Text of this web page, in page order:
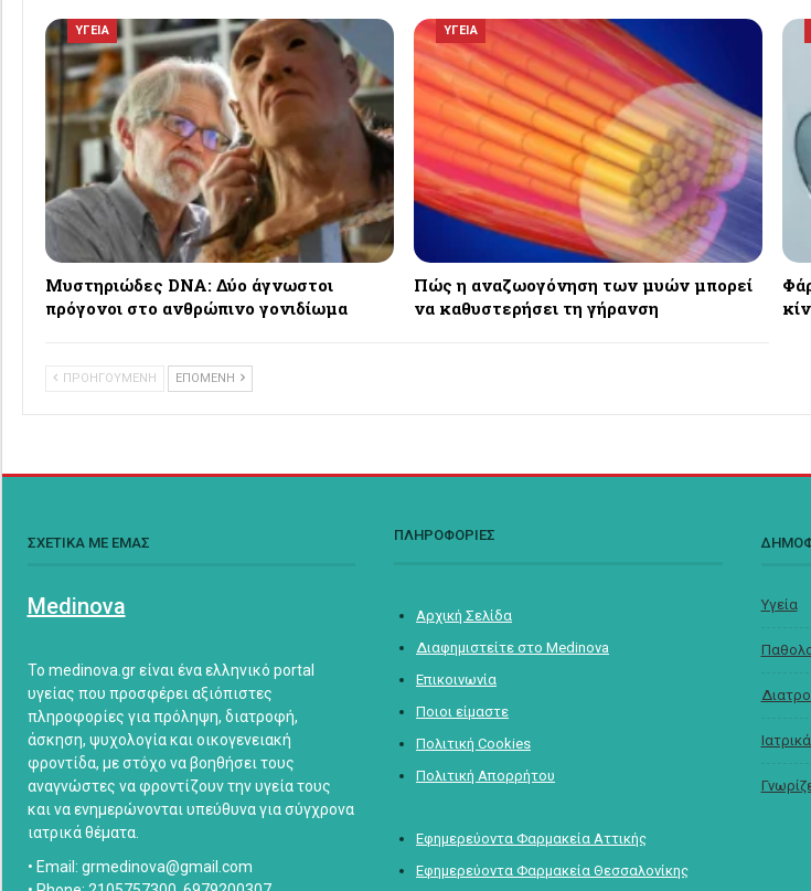
ΥΓΕΙΑ
Μυστηριώδες DNA: Δύο άγνωστοι
πρόγονοι στο ανθρώπινο γονιδίωμα
ΥΓΕΙΑ
Πώς η αναζωογόνηση των μυών μπορεί
να καθυστερήσει τη γήρανση
ΠΡΟΗΓΟΥΜΕΝΗ ΕΠΟΜΕΝΗ
ΣΧΕΤΙΚΑ ΜΕ ΕΜΑΣ
Medinova
Το medinova.gr είναι ένα ελληνικό portal
υγείας που προσφέρει αξιόπιστες
πληροφορίες για πρόληψη, διατροφή,
άσκηση, ψυχολογία και οικογενειακή
φροντίδα, με στόχο να βοηθήσει τους
αναγνώστες να φροντίζουν την υγεία τους
και να ενημερώνονται υπεύθυνα για σύγχρονα
ιατρικά θέματα.
• Email: grmedinova@gmail.com
ΠΛΗΡΟΦΟΡΙΕΣ
Αρχική Σελίδα
Διαφημιστείτε στο Medinova
Επικοινωνία
Ποιοι είμαστε
Πολιτική Cookies
Πολιτική Απορρήτου
Εφημερεύοντα Φαρμακεία Αττικής
Εφημερεύοντα Φαρμακεία Θεσσαλονίκης
Υγεία